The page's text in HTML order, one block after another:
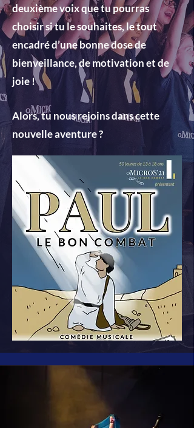
deuxième voix que tu pourras
choisir si tu le souhaites, le tout
encadré d’une bonne dose de
bienveillance, de motivation et de
joie !
Alors, tu nous rejoins dans cette
nouvelle aventure ?